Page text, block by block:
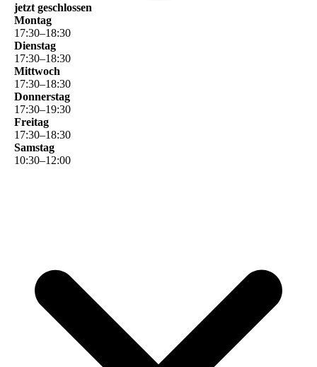
jetzt geschlossen
Montag
17:30–18:30
Dienstag
17:30–18:30
Mittwoch
17:30–18:30
Donnerstag
17:30–19:30
Freitag
17:30–18:30
Samstag
10:30–12:00